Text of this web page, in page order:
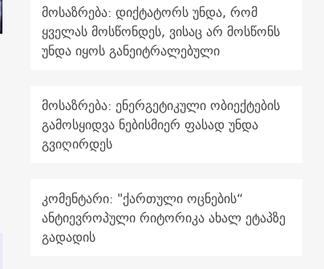
მოსაზრება: დიქტატორს უნდა, რომ
ყველას მოსწონდეს, ვისაც არ მოსწონს
უნდა იყოს განეიტრალებული
მოსაზრება: ენერგეტიკული ობიექტების
გამოსყიდვა ნებისმიერ ფასად უნდა
გვიღირდეს
კომენტარი: "ქართული ოცნების“
ანტიევროპული რიტორიკა ახალ ეტაპზე
გადადის